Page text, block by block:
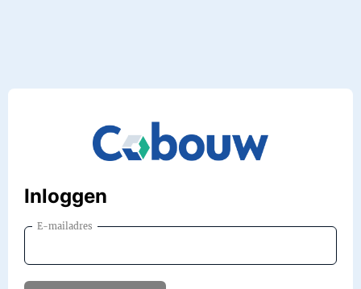
Inloggen
E-mailadres